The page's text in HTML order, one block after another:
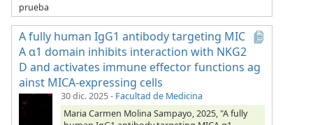
prueba
A fully human IgG1 antibody targeting MIC
A α1 domain inhibits interaction with NKG2
D and activates immune effector functions ag
ainst MICA-expressing cells
30 dic. 2025- Facultad de Medicina
Maria Carmen Molina Sampayo, 2025, "A fully